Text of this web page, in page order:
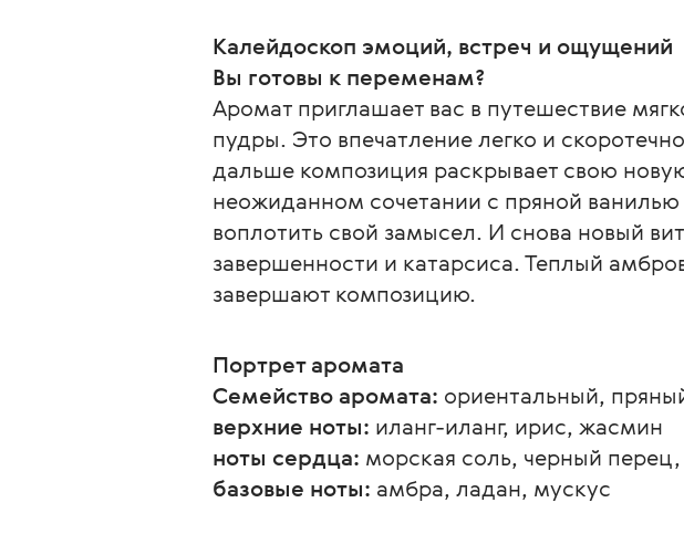
Калейдоскоп эмоций, встреч и ощущений
Вы готовы к переменам?
Аромат приглашает вас в путешествие
пудры. Это впечатление легко и
дальше композиция раскрывает свою
неожиданном сочетании с пряной
воплотить свой замысел. И снова новый
завершенности и катарсиса. Теплый
завершают композицию.
Портрет аромата
Семейство аромата: ориентальный,
верхние ноты: иланг-иланг, ирис, жасмин
ноты сердца: морская соль, черный
базовые ноты: амбра, ладан, мускус